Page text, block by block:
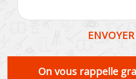
On vous rappelle